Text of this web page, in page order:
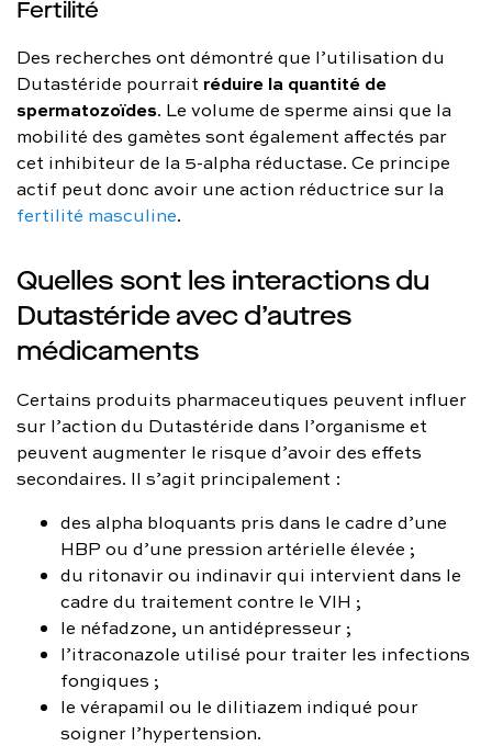
Fertilité
Des recherches ont démontré que l’utilisation du
Dutastéride pourraitréduire la quantité de
spermatozoïdes. Le volume de sperme ainsi que la
mobilité des gamètes sont également affectés par
cet inhibiteur de la 5-alpha réductase. Ce principe
actif peut donc avoir une action réductrice sur la
fertilité masculine.
Quelles sont les interactions du
Dutastéride avec d’autres
médicaments
Certains produits pharmaceutiques peuvent influer
sur l’action du Dutastéride dans l’organisme et
peuvent augmenter le risque d’avoir des effets
secondaires. Il s’agit principalement :
des alpha bloquants pris dans le cadre d’une
HBP ou d’une pression artérielle élevée ;
du ritonavir ou indinavir qui intervient dans le
cadre du traitement contre le VIH ;
le néfadzone, un antidépresseur ;
l’itraconazole utilisé pour traiter les infections
fongiques ;
le vérapamil ou le dilitiazem indiqué pour
soigner l’hypertension.